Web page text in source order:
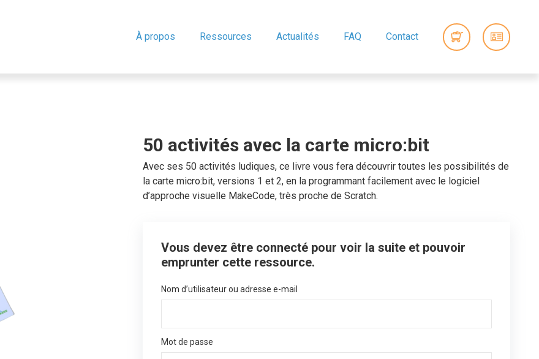
À propos Ressources Actualités FAQ Contact
50 activités avec la carte micro:bit
Avec ses 50 activités ludiques, ce livre vous fera découvrir toutes les possibilités de
la carte micro:bit, versions 1 et 2, en la programmant facilement avec le logiciel
d’approche visuelle MakeCode, très proche de Scratch.
Vous devez être connecté pour voir la suite et pouvoir
emprunter cette ressource.
Nom d’utilisateur ou adresse e-mail
Mot de passe